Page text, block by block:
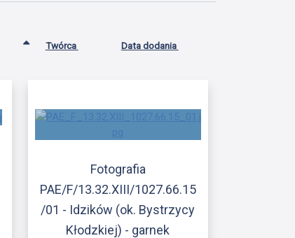
Twórca Data dodania
Fotografia
PAE/F/13.32.XIII/1027.66.15
/01 - Idzików (ok. Bystrzycy
Kłodzkiej) - garnek